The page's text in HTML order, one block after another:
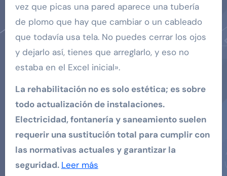
vez que picas una pared aparece una tubería
de plomo que hay que cambiar o un cableado
que todavía usa tela. No puedes cerrar los ojos
y dejarlo así, tienes que arreglarlo, y eso no
estaba en el Excel inicial».
La rehabilitación no es solo estética; es sobre
todo actualización de instalaciones.
Electricidad, fontanería y saneamiento suelen
requerir una sustitución total para cumplir con
las normativas actuales y garantizar la
seguridad. Leer más